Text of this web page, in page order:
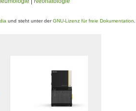
und steht unter derGNU-Lizenz für freie Dokumentation